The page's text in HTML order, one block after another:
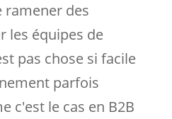
ramener des
les équipes de
pas chose si facile
parfois
c'est le cas en B2B